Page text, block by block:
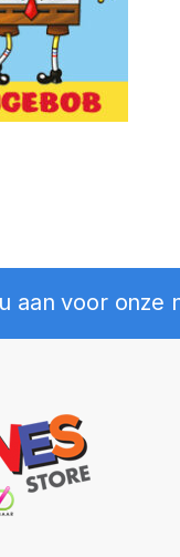
aan voor onze